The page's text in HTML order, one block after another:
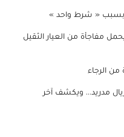
بسبب « شرط واحد »
مفاجأة من العيار الثقيل
الرجاء
مدريد... ويكشف آخر